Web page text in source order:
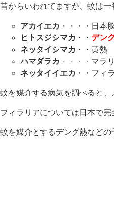
昔からいわれてますが、蚊は一
アカイエカ ・・・・日本
ヒトスジシマカ ・・ デン
ネッタイシマカ ・・黄熱
ハマダラカ ・・・・マラ
ネッタイイエカ ・・フィ
蚊を媒介する病気を調べると
フィラリアについては日本で
蚊を媒介とするデング熱など